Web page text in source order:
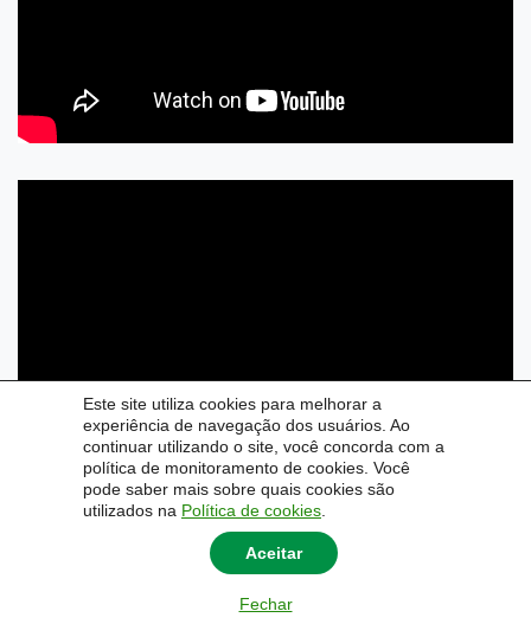
Este site utiliza cookies para melhorar a
experiência de navegação dos usuários. Ao
continuar utilizando o site, você concorda com a
política de monitoramento de cookies. Você
pode saber mais sobre quais cookies são
utilizados na Política de cookies
Aceitar
Fechar